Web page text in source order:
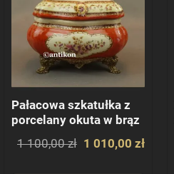
Pałacowa szkatułka z
porcelany okuta w brąz
1 100,00 zł 1 010,00 zł